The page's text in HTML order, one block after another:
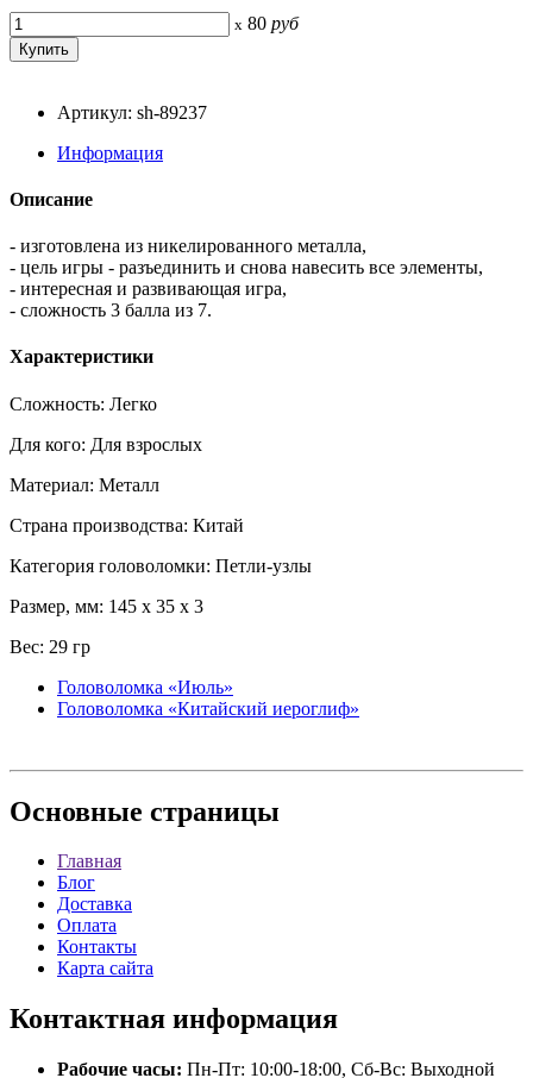
x 80 руб
Артикул: sh-89237
Информация
Описание
- изготовлена из никелированного металла,
- цель игры - разъединить и снова навесить все элементы,
- интересная и развивающая игра,
- сложность 3 балла из 7.
Характеристики
Сложность: Легко
Для кого: Для взрослых
Материал: Металл
Страна производства: Китай
Категория головоломки: Петли-узлы
Размер, мм: 145 x 35 x 3
Вес: 29 гр
Головоломка «Июль»
Головоломка «Китайский иероглиф»
Основные страницы
Главная
Блог
Доставка
Оплата
Контакты
Карта сайта
Контактная информация
Рабочие часы: Пн-Пт: 10:00-18:00, Сб-Вс: Выходной